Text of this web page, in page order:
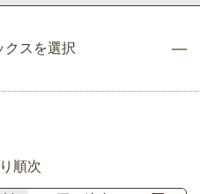
クスを選択
順次